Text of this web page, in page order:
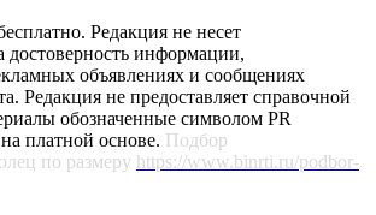
Редакция не несет
достоверность информации,
объявлениях и сообщениях
Редакция не предоставляет справочной
обозначенные символом PR
платной основе. Подбор
по размеру https://www.binrti.ru/podbor-